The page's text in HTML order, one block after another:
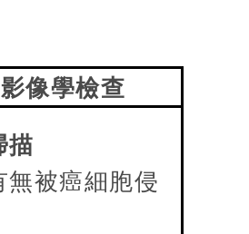
像學檢查
描
被癌細胞侵